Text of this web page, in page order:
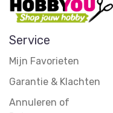
Service
Mijn Favorieten
Garantie & Klachten
Annuleren of